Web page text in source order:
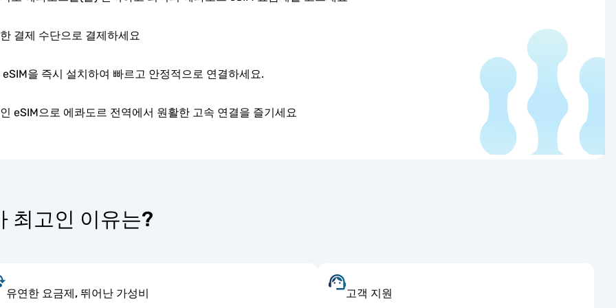
결제 수단으로 결제하세요
을 즉시 설치하여 빠르고 안정적으로 연결하세요.
eSIM으로 에콰도르 전역에서 원활한 고속 연결을 즐기세요
최고인 이유는?
유연한 요금제, 뛰어난 가성비 고객 지원